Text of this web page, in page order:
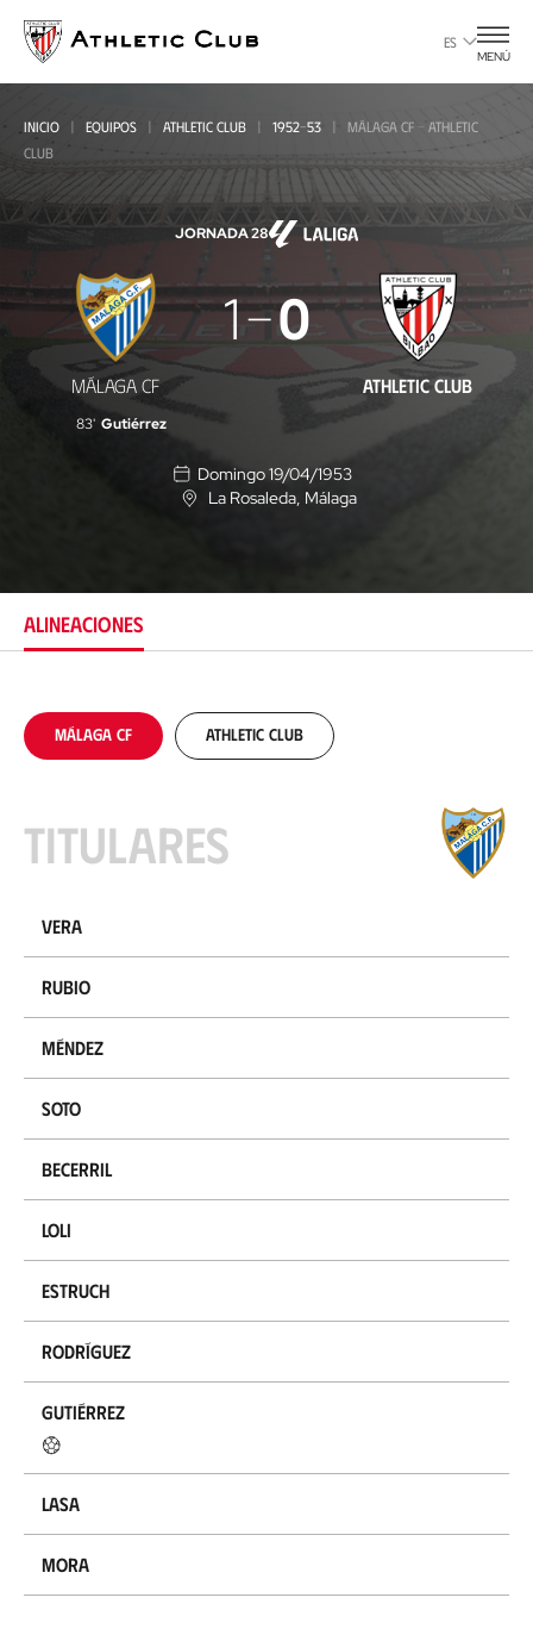
contenido
principal
ES
MENÚ
INICIO EQUIPOS ATHLETIC CLUB 1952-53
MÁLAGA CF - ATHLETIC
CLUB
JORNADA 28
Málaga
CF
-
Athletic
MÁLAGA CF
1 0
ATHLETIC CLUB
83' Gutiérrez
Domingo 19/04/1953
U
ó
La Rosaleda , Málaga
ALINEACIONES
Málaga CF Athletic Club
Titulares
Vera
Rubio
Méndez
Soto
Becerril
Loli
Estruch
Rodríguez
Gutiérrez
Lasa
Mora